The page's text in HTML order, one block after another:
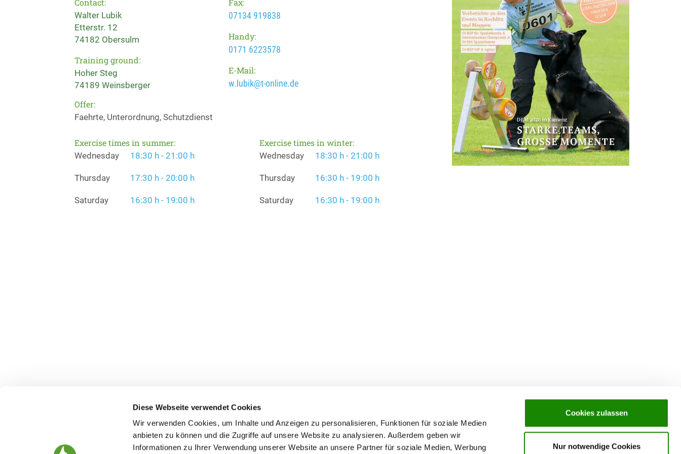
Diese Webseite verwendet Cookies
Wir verwenden Cookies, um Inhalte und Anzeigen zu personalisieren, Funktionen für soziale Medien
anbieten zu können und die Zugriffe auf unsere Website zu analysieren. Außerdem geben wir
Informationen zu Ihrer Verwendung unserer Website an unsere Partner für soziale Medien, Werbung
Cookies zulassen
Nur notwendige Cookies
Contact:
Walter Lubik
Etterstr. 12
74182 Obersulm
Training ground:
Hoher Steg
74189 Weinsberger
Fax:
07134 919838
Handy:
0171 6223578
E-Mail:
w.lubik@t-online.de
Offer:
Faehrte, Unterordnung, Schutzdienst
Exercise times in summer:
Wednesday 18:30 h - 21:00 h
Thursday 17:30 h - 20:00 h
Saturday 16:30 h - 19:00 h
Exercise times in winter:
Wednesday 18:30 h - 21:00 h
Thursday 16:30 h - 19:00 h
Saturday 16:30 h - 19:00 h
The German Shepherd The Club Events Service